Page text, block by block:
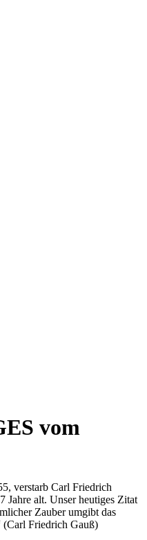
vom
verstarb Carl Friedrich
Jahre alt. Unser heutiges Zitat
Zauber umgibt das
(Carl Friedrich Gauß)